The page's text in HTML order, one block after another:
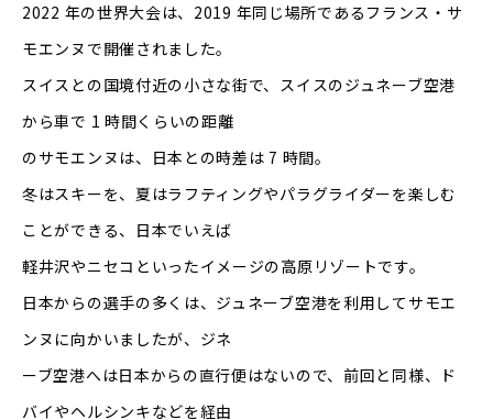
2022 年の世界大会は、2019 年同じ場所であるフランス・サ
モエンヌで開催されました。
スイスとの国境付近の小さな街で、スイスのジュネーブ空港
から車で 1 時間くらいの距離
のサモエンヌは、日本との時差は 7 時間。
冬はスキーを、夏はラフティングやパラグライダーを楽しむ
ことができる、日本でいえば
軽井沢やニセコといったイメージの高原リゾートです。
日本からの選手の多くは、ジュネーブ空港を利用してサモエ
ンヌに向かいましたが、ジネ
ーブ空港へは日本からの直行便はないので、前回と同様、ド
バイやヘルシンキなどを経由